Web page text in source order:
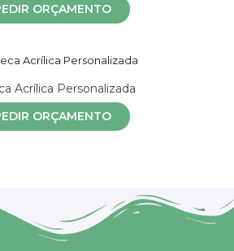
ORÇAMENTO
Acrílica Personalizada
ORÇAMENTO